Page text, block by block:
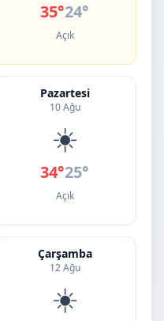
35°24°
Açık
Pazartesi
10 Ağu
☀️
34°25°
Açık
Çarşamba
12 Ağu
☀️